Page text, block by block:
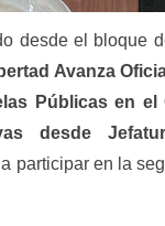
desde el bloque
Avanza
Públicas en el
desde
a participar en la